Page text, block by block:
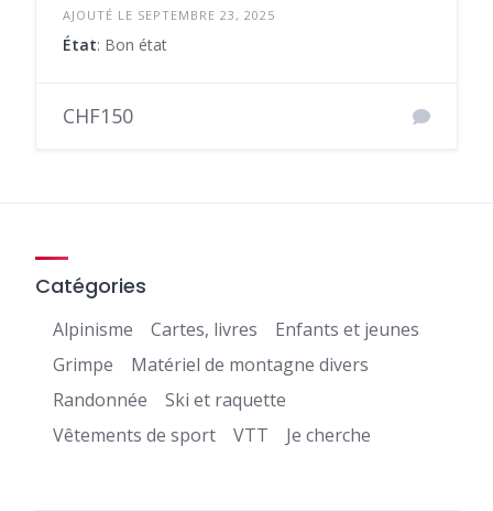
AJOUTÉ LE SEPTEMBRE 23, 2025
État: Bon état
CHF150
Catégories
Alpinisme Cartes, livres
Enfants et jeunes
Grimpe
Matériel de montagne divers
Randonnée
Ski et raquette
Vêtements de sport
VTT Je cherche